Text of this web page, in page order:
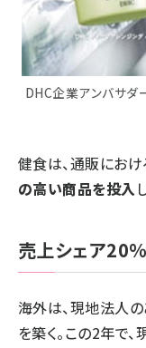
DHC企業アンバサダ
健食は、通販にお
の高い商品を投入
売上シェア20
海外は、現地法人
を築く。この2年で